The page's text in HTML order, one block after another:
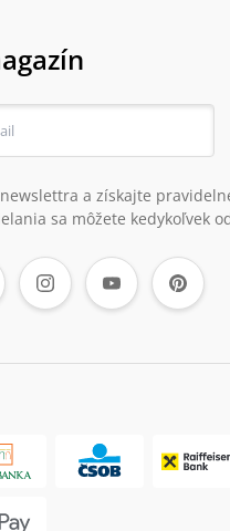
a získajte
sa môžete kedykoľvek